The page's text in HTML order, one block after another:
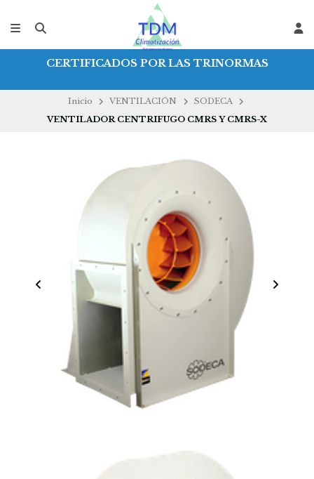
CERTIFICADOS POR LAS TRINORMAS
Inicio VENTILACIÓN
SODECA
VENTILADOR CENTRIFUGO CMRS Y CMRS-X